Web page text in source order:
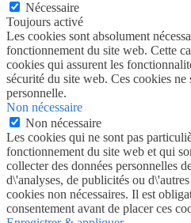
Nécessaire
Toujours activé
Les cookies sont absolument
fonctionnement du site web. Cette
cookies qui assurent les
sécurité du site web. Ces cookies
personnelle.
Non nécessaire
Non nécessaire
Les cookies qui ne sont pas
fonctionnement du site web et qui
collecter des données personnelles
d\'analyses, de publicités ou
cookies non nécessaires. Il est
consentement avant de placer ces